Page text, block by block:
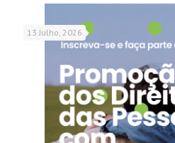
13 Julho, 2026